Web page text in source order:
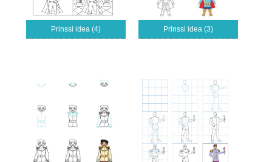
Prinssi idea (4) Prinssi idea (3)